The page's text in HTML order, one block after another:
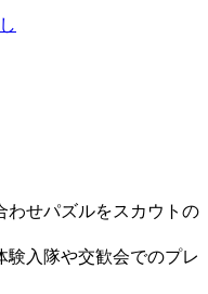
わせパズルをスカウトの
験入隊や交歓会でのプレ